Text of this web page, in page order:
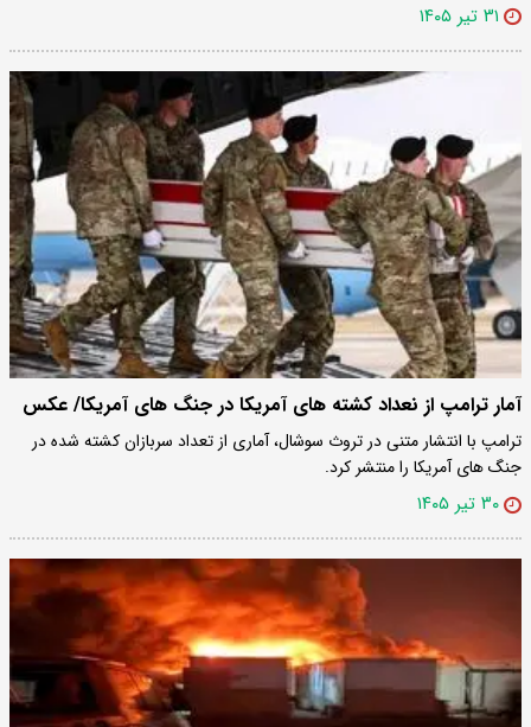
۳۱ تیر ۱۴۰۵
آمار ترامپ از نعداد کشته های آمریکا در جنگ های آمریکا/ عکس
ترامپ با انتشار متنی در تروث سوشال، آماری از تعداد سربازان کشته شده در
جنگ های آمریکا را منتشر کرد.
۳۰ تیر ۱۴۰۵